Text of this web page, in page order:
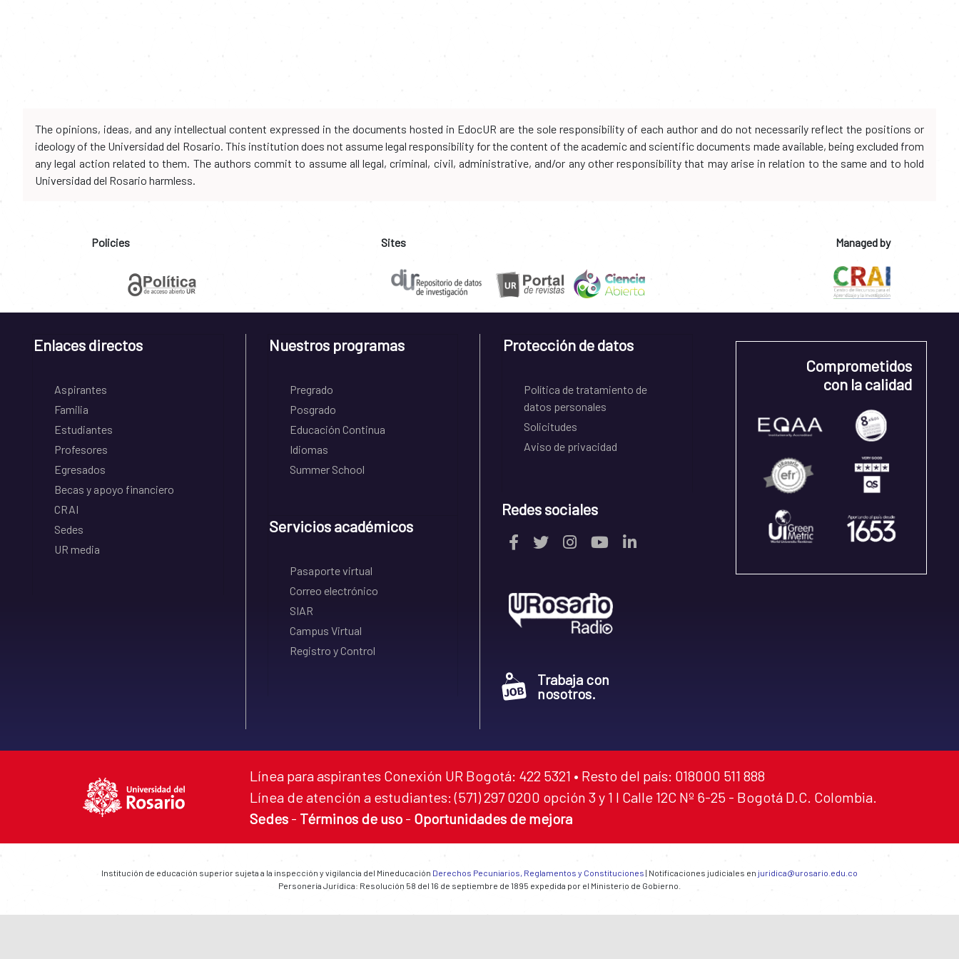
The opinions, ideas, and any intellectual content expressed in the documents hosted in EdocUR are the sole responsibility of each author and do not necessarily reflect the positions or
ideology of the Universidad del Rosario. This institution does not assume legal responsibility for the content of the academic and scientific documents made available, being excluded from
any legal action related to them. The authors commit to assume all legal, criminal, civil, administrative, and/or any other responsibility that may arise in relation to the same and to hold
Universidad del Rosario harmless.
Policies Sites Managed by
Enlaces directos
Aspirantes
Familia
Estudiantes
Profesores
Egresados
Becas y apoyo financiero
CRAI
Sedes
UR media
Nuestros programas
Pregrado
Posgrado
Educación Continua
Idiomas
Summer School
Servicios académicos
Pasaporte virtual
Correo electrónico
SIAR
Campus Virtual
Registro y Control
Protección de datos
Política de tratamiento de
datos personales
Solicitudes
Aviso de privacidad
Redes sociales
Trabaja con
nosotros.
Comprometidos
con la calidad
Línea para aspirantes Conexión UR Bogotá: 422 5321 • Resto del país: 018000 511 888
Línea de atención a estudiantes: (571) 297 0200 opción 3 y 1 I Calle 12C Nº 6-25 - Bogotá D.C. Colombia.
Sedes - Términos de uso - Oportunidades de mejora
Institución de educación superior sujeta a la inspección y vigilancia del Mineducación Derechos Pecuniarios, Reglamentos y Constituciones | Notificaciones judiciales en juridica@urosario.edu.co
Personería Jurídica: Resolución 58 del 16 de septiembre de 1895 expedida por el Ministerio de Gobierno.